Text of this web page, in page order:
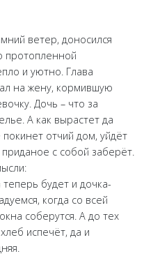
ветер, доносился
протопленной
и уютно. Глава
на жену, кормившую
Дочь – что за
А как вырастет да
отчий дом, уйдёт
с собой заберёт.
будет и дочка-
когда со всей
соберутся. А до тех
испечёт, да и